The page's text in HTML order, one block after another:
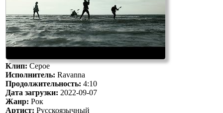
Клип:Серое
Исполнитель: Ravanna
Продолжительность: 4:10
Дата загрузки: 2022-09-07
Жанр: Рок
Артист: Русскоязычный